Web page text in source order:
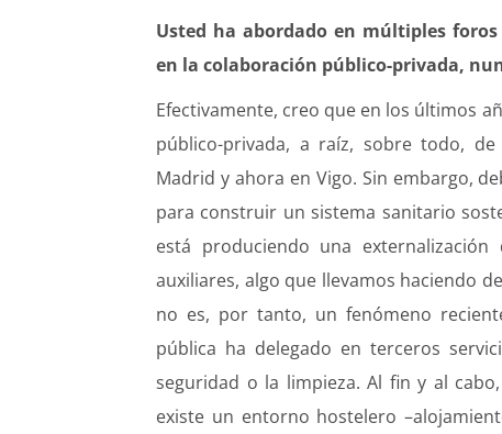
Usted ha abordado en múltiples
en la colaboración público-privada,
Efectivamente, creo que en los últimos
público-privada, a raíz, sobre todo,
Madrid y ahora en Vigo. Sin embargo,
para construir un sistema sanitario
está produciendo una
auxiliares, algo que llevamos haciendo
no es, por tanto, un fenómeno
pública ha delegado en terceros
seguridad o la limpieza. Al fin y al
existe un entorno hostelero